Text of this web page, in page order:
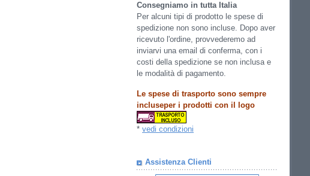
Consegniamo in tutta Italia
Per alcuni tipi di prodotto le spese di
spedizione non sono incluse. Dopo aver
ricevuto l'ordine, provvederemo ad
inviarvi una email di conferma, con i
costi della spedizione se non inclusa e
le modalità di pagamento.
Le spese di trasporto sono sempre
incluseper i prodotti con il logo
*vedi condizioni
Assistenza Clienti